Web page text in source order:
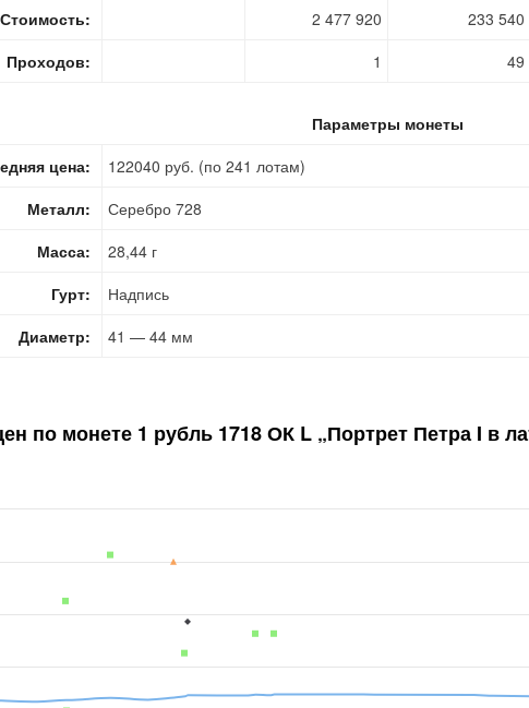
Стоимость:
2 477 920 233 540
Проходов:
1 49
Параметры монеты
цена:
122040 руб. (по 241 лотам)
Металл:
Серебро 728
Масса:
28,44 г
Гурт:
Надпись
Диаметр:
41 — 44 мм
по монете 1 рубль 1718 ОК L „Портрет Петра I в